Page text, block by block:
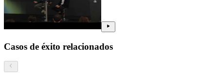
Casos de éxito relacionados